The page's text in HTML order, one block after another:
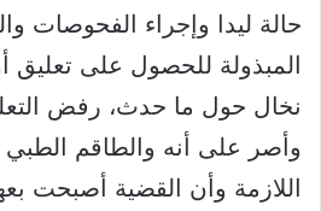
حالة ليدا وإجراء الفحوصات
المبذولة للحصول على تعليق
نخال حول ما حدث، رفض
وأصر على أنه والطاقم الطبي
اللازمة وأن القضية أصبحت